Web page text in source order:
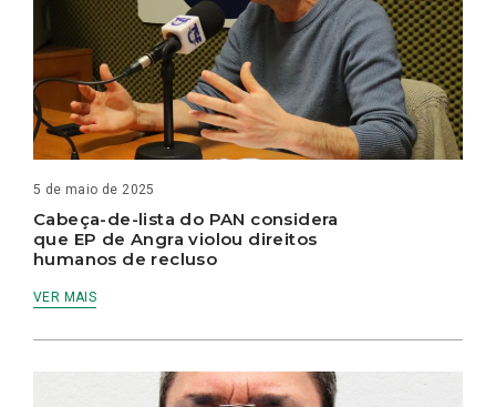
5 de maio de 2025
Cabeça-de-lista do PAN considera
que EP de Angra violou direitos
humanos de recluso
VER MAIS